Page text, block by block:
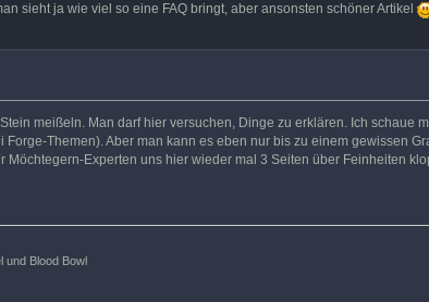
sieht ja wie viel so eine FAQ bringt, aber ansonsten schöner Artikel
meißeln. Man darf hier versuchen, Dinge zu erklären. Ich schaue
Themen). Aber man kann es eben nur bis zu einem gewissen
Möchtegern-Experten uns hier wieder mal 3 Seiten über Feinheiten
und Blood Bowl